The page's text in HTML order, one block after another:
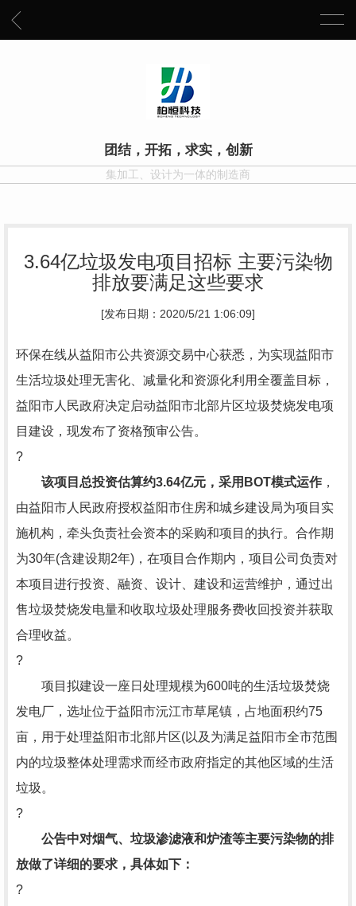
团结，开拓，求实，创新
集加工、设计为一体的制造商
3.64亿垃圾发电项目招标 主要污染物
排放要满足这些要求
[发布日期：2020/5/21 1:06:09]
环保在线从益阳市公共资源交易中心获悉，为实现益阳市
生活垃圾处理无害化、减量化和资源化利用全覆盖目标，
益阳市人民政府决定启动益阳市北部片区垃圾焚烧发电项
目建设，现发布了资格预审公告。
?
该项目总投资估算约3.64亿元，采用BOT模式运作 ，
由益阳市人民政府授权益阳市住房和城乡建设局为项目实
施机构，牵头负责社会资本的采购和项目的执行。合作期
为30年(含建设期2年)，在项目合作期内，项目公司负责对
本项目进行投资、融资、设计、建设和运营维护，通过出
售垃圾焚烧发电量和收取垃圾处理服务费收回投资并获取
合理收益。
?
项目拟建设一座日处理规模为600吨的生活垃圾焚烧
发电厂，选址位于益阳市沅江市草尾镇，占地面积约75
亩，用于处理益阳市北部片区(以及为满足益阳市全市范围
内的垃圾整体处理需求而经市政府指定的其他区域的生活
垃圾。
?
公告中对烟气、垃圾渗滤液和炉渣等主要污染物的排
放做了详细的要求，具体如下：
?